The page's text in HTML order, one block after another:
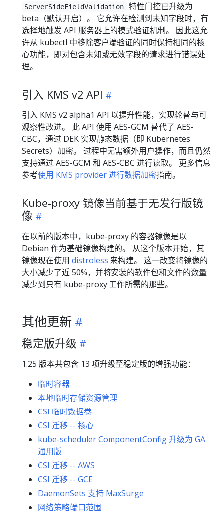
ServerSideFieldValidation
特性门控已升级为
beta（默认开启）。 它允许在检测到未知字段时，有
选择地触发 API 服务器上的模式验证机制。 因此这允
许从 kubectl 中移除客户端验证的同时保持相同的核
心功能，即对包含未知或无效字段的请求进行错误处
理。
引入 KMS v2 API
引入 KMS v2 alpha1 API 以提升性能，实现轮替与可
观察性改进。 此 API 使用 AES-GCM 替代了 AES-
CBC，通过 DEK 实现静态数据（即 Kubernetes
Secrets）加密。 过程中无需额外用户操作，而且仍然
支持通过 AES-GCM 和 AES-CBC 进行读取。 更多信息
参考使用 KMS provider 进行数据加密指南。
Kube-proxy 镜像当前基于无发行版镜
像
在以前的版本中，kube-proxy 的容器镜像是以
Debian 作为基础镜像构建的。 从这个版本开始，其
镜像现在使用 distroless 来构建。 这一改变将镜像的
大小减少了近 50%，并将安装的软件包和文件的数量
减少到只有 kube-proxy 工作所需的那些。
其他更新
稳定版升级
1.25 版本共包含 13 项升级至稳定版的增强功能：
临时容器
本地临时存储资源管理
CSI 临时数据卷
CSI 迁移 -- 核心
kube-scheduler ComponentConfig 升级为 GA
通用版
CSI 迁移 -- AWS
CSI 迁移 -- GCE
DaemonSets 支持 MaxSurge
网络策略端口范围